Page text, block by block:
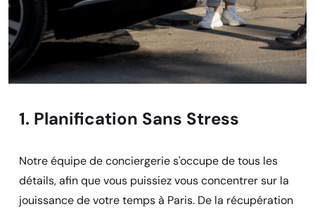
1. Planification Sans Stress
Notre équipe de conciergerie s'occupe de tous les
détails, afin que vous puissiez vous concentrer sur la
jouissance de votre temps à Paris. De la récupération